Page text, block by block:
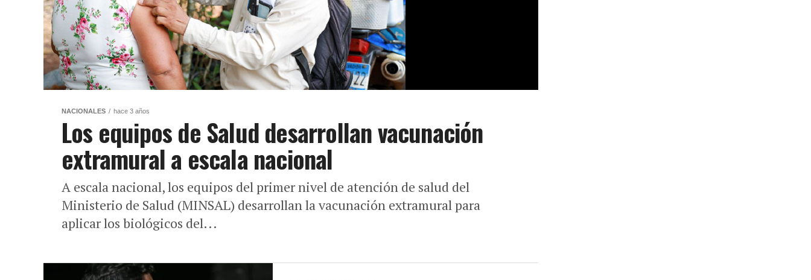
NACIONALES hace 3 años
Los equipos de Salud desarrollan vacunación
extramural a escala nacional
A escala nacional, los equipos del primer nivel de atención de salud del
Ministerio de Salud (MINSAL) desarrollan la vacunación extramural para
aplicar los biológicos del...